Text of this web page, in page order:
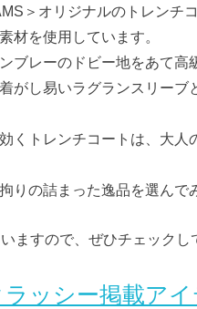
＞オリジナルのトレンチコ
材を使用しています。
ブレーのドビー地をあて高
がし易いラグランスリーブ
くトレンチコートは、大
りの詰まった逸品を選んで
ますので、ぜひチェックし
ラッシー掲載ア